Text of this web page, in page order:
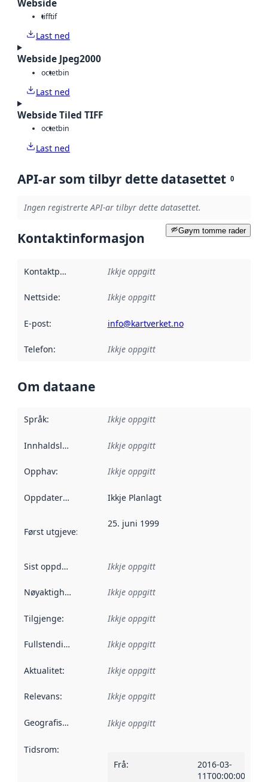
Webside
tifftif
Last ned
Webside Jpeg2000
octetbin
Last ned
Webside Tiled TIFF
octetbin
Last ned
API-ar som tilbyr dette datasettet 0
Ingen registrerte API-ar tilbyr dette datasettet.
Gøym tomme rader
Kontaktinformasjon
Kontaktpunkt Ikkje oppgitt
Nettside: Ikkje oppgitt
E-post: info@kartverket.no
Telefon: Ikkje oppgitt
Om dataane
Språk: Ikkje oppgitt
Innhaldsleverandørar :
Ikkje oppgitt
Opphav: Ikkje oppgitt
Oppdateringsfrekvens :
Ikkje Planlagt
Først utgjeve: Denne datoen seier når dataa i dette
25. juni 1999
Sist oppdatert Ikkje oppgitt
Nøyaktigheit Ikkje oppgitt
Tilgjenge: Ikkje oppgitt
Fullstendigheit Ikkje oppgitt
Aktualitet: Ikkje oppgitt
Relevans: Ikkje oppgitt
Geografisk område Ikkje oppgitt
Tidsrom:
Frå:
2016-03-
11T00:00:00Z